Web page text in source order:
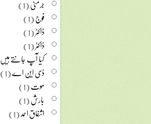
جرمنی(1)
فوج(1)
ڈاکٹر(1)
ڈاکٹر(1)
کیا آپ جانتے ہیں
ڈی این اے(1)
موت(1)
بارش(1)
اشفاق احمد(1)